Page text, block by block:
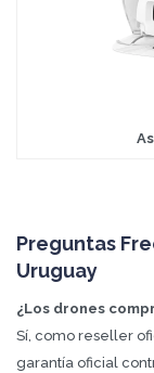
Preguntas
Uruguay
¿Los drones
Sí, como reseller
garantía oficial